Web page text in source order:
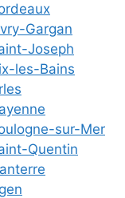
Gargan
Joseph
les-Bains
sur-Mer
Quentin